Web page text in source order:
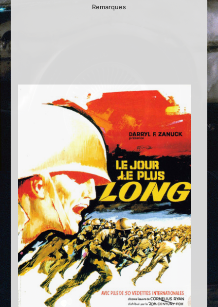
Remarques